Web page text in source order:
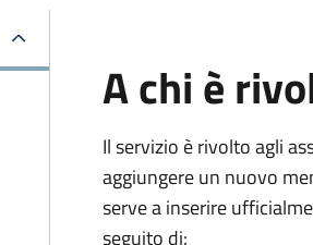
A chi è
Il servizio è rivolto agli
aggiungere un nuovo
serve a inserire
seguito di: